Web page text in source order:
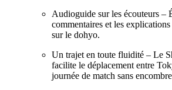
Audioguide sur les écouteurs –
commentaires et les
sur le dohyo.
Un trajet en toute fluidité – Le
facilite le déplacement entre
journée de match sans